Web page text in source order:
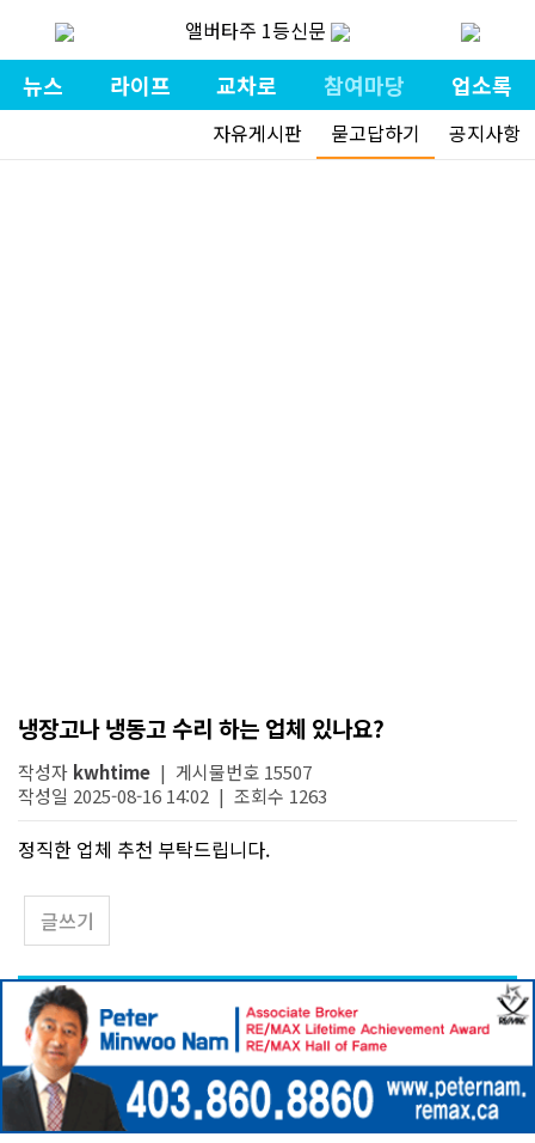
앨버타주 1등신문
뉴스 라이프 교차로 참여마당 업소록
자유게시판 묻고답하기 공지사항
냉장고나 냉동고 수리 하는 업체 있나요?
작성자 kwhtime | 게시물번호 15507
작성일 2025-08-16 14:02 | 조회수 1263
정직한 업체 추천 부탁드립니다.
글쓰기